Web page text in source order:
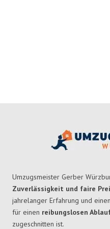
Umzugsmeister Gerber
Zuverlässigkeit und faire
jahrelanger Erfahrung und
für einen reibungslosen
zugeschnitten ist.